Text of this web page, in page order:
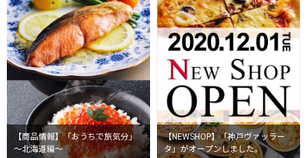
【商品情報】「おうちで旅気分」
～北海道編～
【NEWSHOP】「神戸ヴァッラー
タ」がオープンしました。